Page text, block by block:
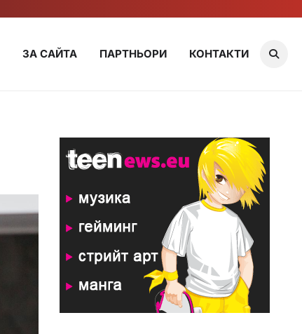
ЗА САЙТА ПАРТНЬОРИ КОНТАКТИ